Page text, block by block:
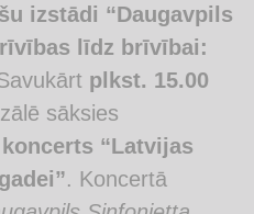
izstādi “Daugavpils
līdz brīvībai:
plkst. 15.00
sāksies
“Latvijas
. Koncertā